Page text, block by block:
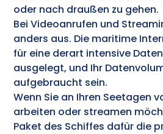
oder nach draußen zu gehen.
Bei Videoanrufen und
anders aus. Die maritime
für eine derart intensive
ausgelegt, und Ihr
aufgebraucht sein.
Wenn Sie an Ihren Seetagen
arbeiten oder streamen
Paket des Schiffes dafür die